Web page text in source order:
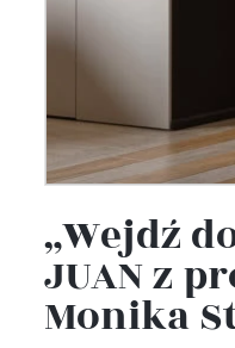
„Wejdź
JUAN z
Monika